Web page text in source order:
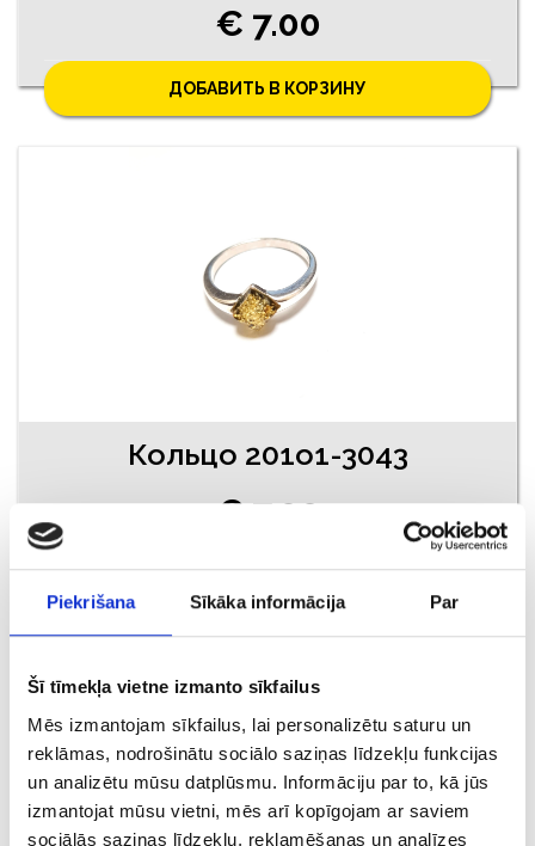
Piekrišana Sīkāka informācija Par
Šī tīmekļa vietne izmanto sīkfailus
Mēs izmantojam sīkfailus, lai personalizētu saturu un
reklāmas, nodrošinātu sociālo saziņas līdzekļu funkcijas
un analizētu mūsu datplūsmu. Informāciju par to, kā jūs
izmantojat mūsu vietni, mēs arī kopīgojam ar saviem
sociālās saziņas līdzekļu, reklamēšanas un analīzes
€ 7.00
ДОБАВИТЬ В КОРЗИНУ
Кольцо 201o1-3043
€ 7.00